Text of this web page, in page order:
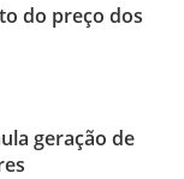
do preço dos
geração de